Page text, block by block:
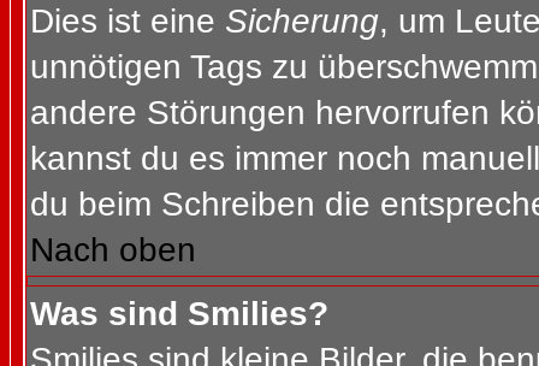
Dies ist eine Sicherung, um
unnötigen Tags zu
andere Störungen hervorrufen
kannst du es immer noch
du beim Schreiben die
Nach oben
Was sind Smilies?